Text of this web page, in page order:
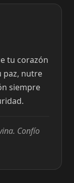
tu corazón
paz, nutre
siempre
Confío